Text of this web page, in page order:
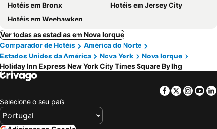
Hotéis em Bronx
Hotéis em Jersey City
Hotéis em Weehawken
Ver todas as estadias em Nova Iorque
Comparador de Hotéis
América do Norte
Estados Unidos da América
Nova York
Nova Iorque
Holiday Inn Express New York City Times Square By Ihg
Facebook
Twitter
Selecione o seu país